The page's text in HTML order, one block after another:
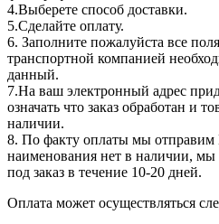
4.Выберете способ доставки.
5.Сделайте оплату.
6. Заполните пожалуйста все
транспортной компанией
данный.
7.На ваш электронный адрес
означать что заказ обработан и
наличии.
8. По факту оплаты мы отправим
наименования нет в наличии,
под заказ в течение 10-20 дней.
Оплата может осуществляться